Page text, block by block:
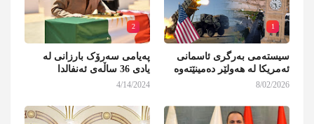
1
سیستەمی بەرگری ئاسمانی
ئەمریکا لە هەولێر دەمینێتەوە
8/02/2026
2
پەیامی سەرۆک بارزانی لە
یادی 36 ساڵەی ئەنفالدا
4/14/2024